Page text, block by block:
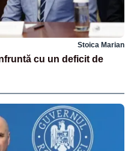
Stoica Marian
cu un deficit de